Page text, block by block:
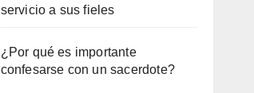
servicio a sus fieles
¿Por qué es importante
confesarse con un sacerdote?